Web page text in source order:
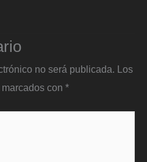
no será publicada. Los
con *